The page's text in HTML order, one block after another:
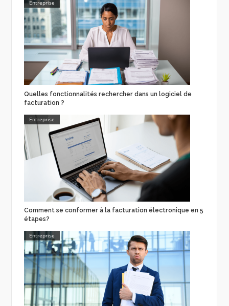
Entreprise
Quelles fonctionnalités rechercher dans un logiciel de
facturation ?
Entreprise
Comment se conformer à la facturation électronique en 5
étapes?
Entreprise